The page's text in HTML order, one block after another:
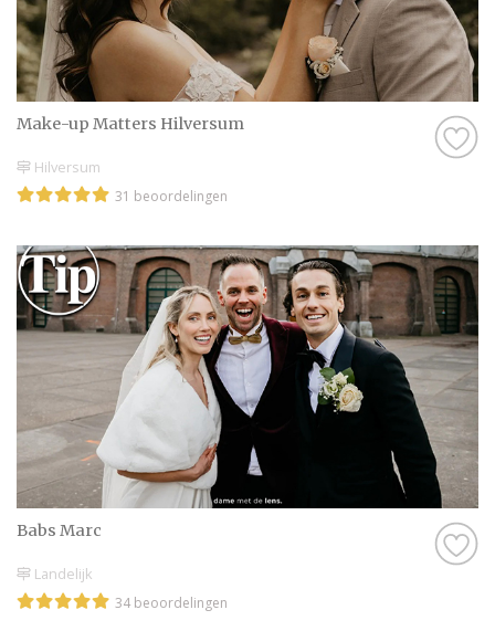
Make-up Matters Hilversum
Hilversum
31 beoordelingen
Babs Marc
Landelijk
34 beoordelingen